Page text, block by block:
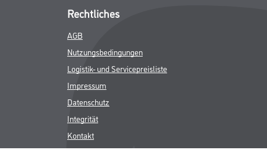
Rechtliches
AGB
Nutzungsbedingungen
Logistik- und Servicepreisliste
Impressum
Datenschutz
Integrität
Kontakt